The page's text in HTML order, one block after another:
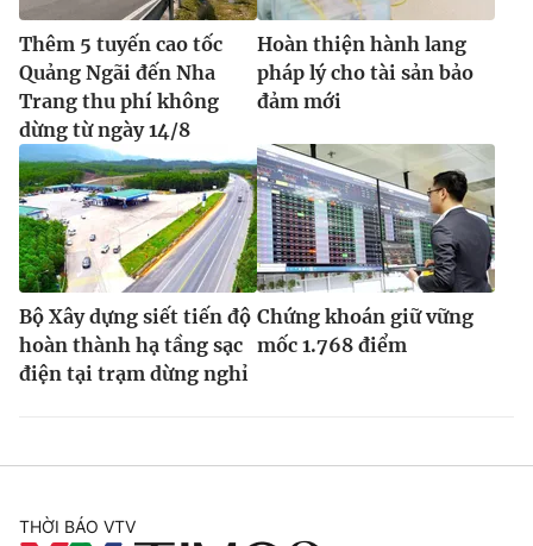
Thêm 5 tuyến cao tốc
Quảng Ngãi đến Nha
Trang thu phí không
dừng từ ngày 14/8
Hoàn thiện hành lang
pháp lý cho tài sản bảo
đảm mới
Bộ Xây dựng siết tiến độ
hoàn thành hạ tầng sạc
điện tại trạm dừng nghỉ
Chứng khoán giữ vững
mốc 1.768 điểm
THỜI BÁO VTV